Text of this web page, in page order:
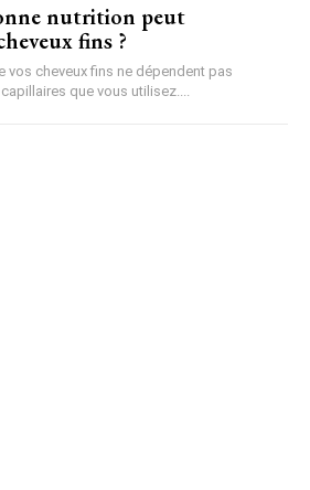
nutrition peut
fins ?
vos cheveux fins ne dépendent pas
que vous utilisez....